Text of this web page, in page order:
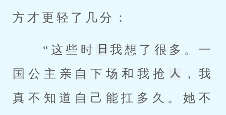
方才更轻了几分：
“这些时
我想了很多。一
国公主亲自下场和我抢
，我
真不知道自己能扛多久。她不